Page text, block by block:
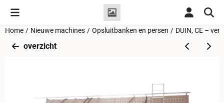
Cookievoorkeuren zijn momenteel gesloten.
Home / Nieuwe machines / Opsluitbanken en persen / DUIN, CE –
overzicht